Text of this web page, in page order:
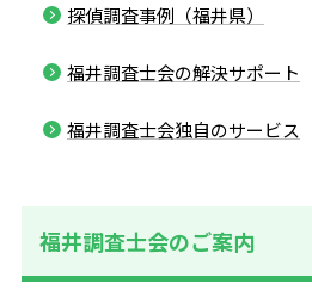
探偵調査事例（福井県）
福井調査士会の解決サポート
福井調査士会独自のサービス
福井調査士会のご案内